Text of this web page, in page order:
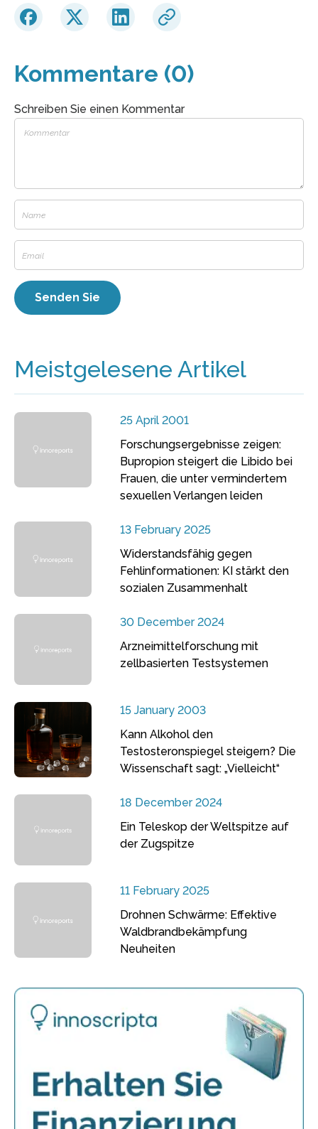
Kommentare (0)
Schreiben Sie einen Kommentar
Meistgelesene Artikel
25 April 2001
Forschungsergebnisse zeigen:
Bupropion steigert die Libido bei
Frauen, die unter vermindertem
sexuellen Verlangen leiden
13 February 2025
Widerstandsfähig gegen
Fehlinformationen: KI stärkt den
sozialen Zusammenhalt
30 December 2024
Arzneimittelforschung mit
zellbasierten Testsystemen
15 January 2003
Kann Alkohol den
Testosteronspiegel steigern? Die
Wissenschaft sagt: „Vielleicht“
18 December 2024
Ein Teleskop der Weltspitze auf
der Zugspitze
11 February 2025
Drohnen Schwärme: Effektive
Waldbrandbekämpfung
Neuheiten